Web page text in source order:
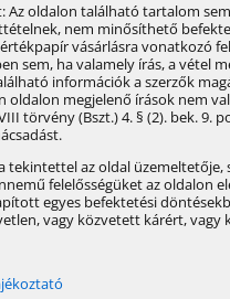
Az oldalon található tartalom
nem minősíthető
vásárlásra vonatkozó
sem, ha valamely írás, a vétel
információk a szerzők
oldalon megjelenő írások nem
törvény (Bszt.) 4. § (2). bek. 9.
tekintettel az oldal üzemeltetője,
felelősségüket az oldalon
egyes befektetési
vagy közvetett kárért, vagy